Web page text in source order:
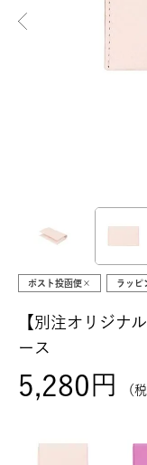
ポスト投函便× ラッ
【別注オリジナ
ース
5,280